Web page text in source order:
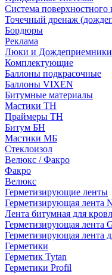
Система поверхностного
Точечный дренаж
Бордюры
Рекламa
Люки и Дождеприемники
Комплектующие
Баллоны подкрасочные
Баллоны VIXEN
Битумные материалы
Мастики ТН
Праймеры ТН
Битум БН
Мастики МБ
Стеклоизол
Велюкс / Факро
Факро
Велюкс
Герметизирующие ленты
Герметизирующая лента
Лента битумная для
Герметизирующая лента
Герметизирующая лента
Герметики
Герметик Tytan
Герметики Profil